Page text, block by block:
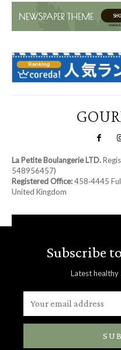
La Petite Boulangerie LTD.
548956457)
Registered Office:458‑4445
United Kingdom
Subscribe
Latest healthy